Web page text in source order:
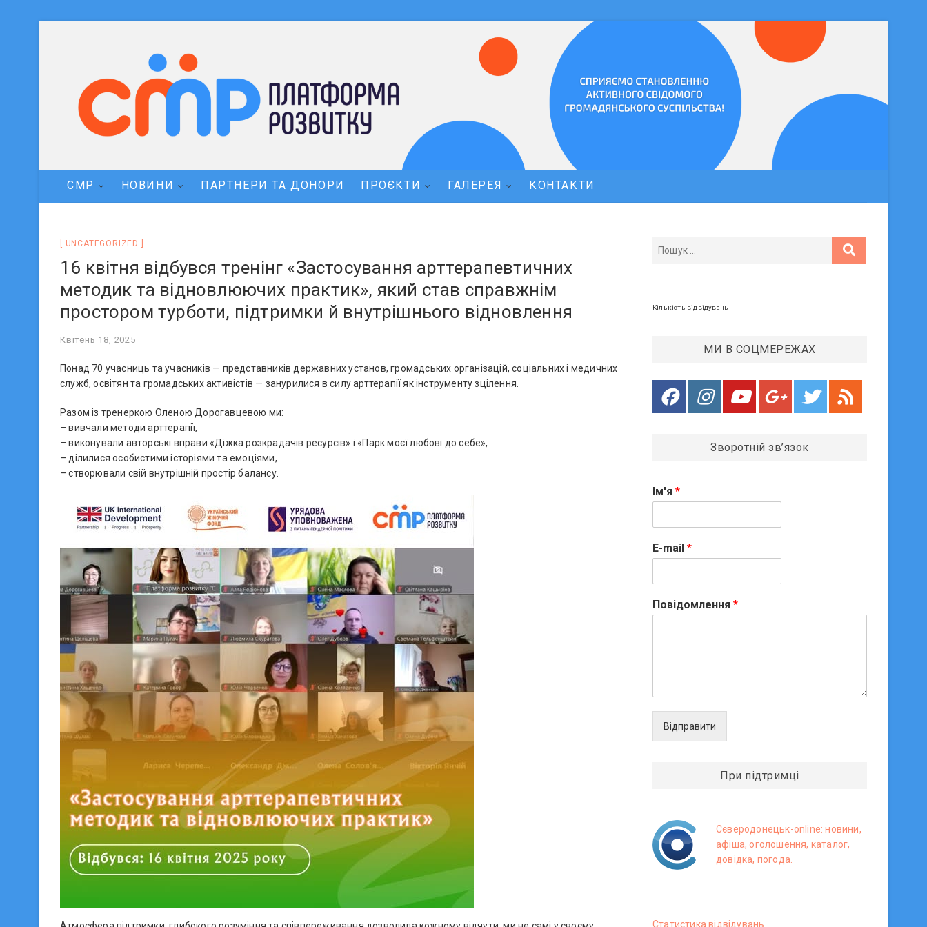
СМР НОВИНИ ПАРТНЕРИ ТА ДОНОРИ ПРОЄКТИ ГАЛЕРЕЯ КОНТАКТИ
UNCATEGORIZED
16 квітня відбувся тренінг «Застосування арттерапевтичних
методик та відновлюючих практик», який став справжнім
простором турботи, підтримки й внутрішнього відновлення
Квітень 18, 2025
Понад 70 учасниць та учасників — представників державних установ, громадських організацій, соціальних і медичних
служб, освітян та громадських активістів — занурилися в силу арттерапії як інструменту зцілення.
Разом із тренеркою Оленою Дорогавцевою ми:
– вивчали методи арттерапії,
– виконували авторські вправи «Діжка розкрадачів ресурсів» і «Парк моєї любові до себе»,
– ділилися особистими історіями та емоціями,
– створювали свій внутрішній простір балансу.
Кількість відвідувань
МИ В СОЦМЕРЕЖАХ
Зворотній зв’язок
Ім'я *
E-mail *
Повідомлення *
Відправити
При підтримці
Сєверодонецьк-online: новини,
афіша, оголошення, каталог,
довідка, погода.
Статистика вiдвiдувань